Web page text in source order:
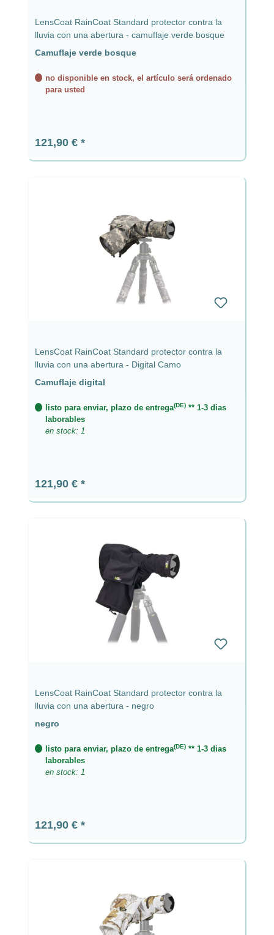
LensCoat RainCoat Standard protector contra la
lluvia con una abertura - camuflaje verde bosque
Camuflaje verde bosque
no disponible en stock, el artículo será ordenado
para usted
Precio normal:
121,90 €
LensCoat RainCoat Standard protector contra la
lluvia con una abertura - Digital Camo
Camuflaje digital
listo para enviar, plazo de entrega(DE) ** 1-3 dias
laborables
en stock: 1
Precio normal:
121,90 €
LensCoat RainCoat Standard protector contra la
lluvia con una abertura - negro
negro
listo para enviar, plazo de entrega(DE) ** 1-3 dias
laborables
en stock: 1
Precio normal:
121,90 €